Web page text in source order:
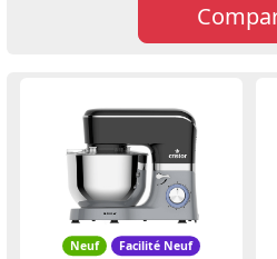
Neuf Facilité Neuf